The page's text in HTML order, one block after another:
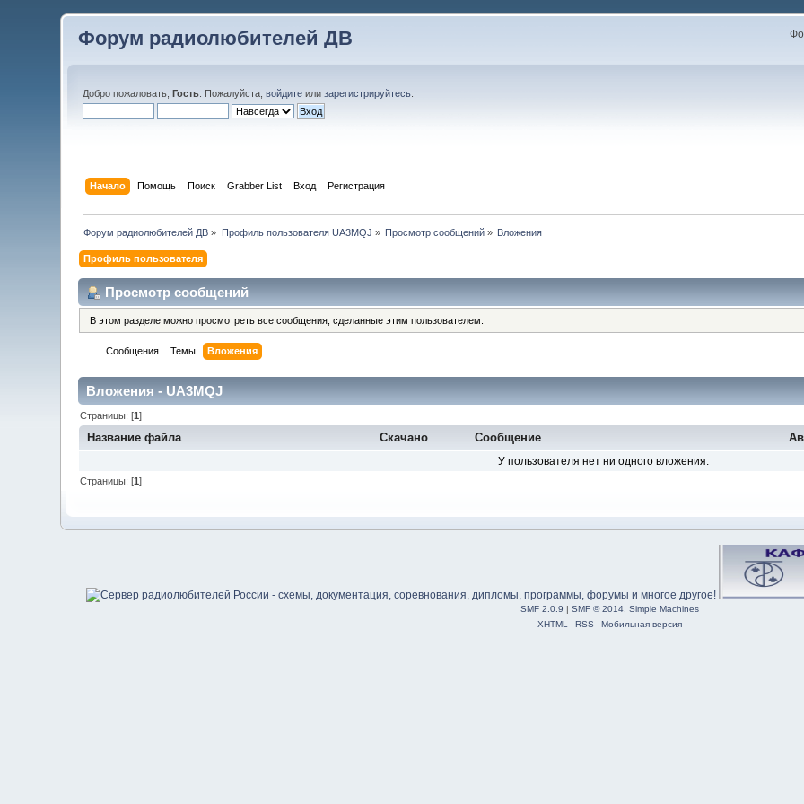
Форум радиолюбителей ДВ
Добро пожаловать,Гость . Пожалуйста,войдите илизарегистрируйтесь
Начало Помощь Поиск Grabber List Вход Регистрация
Форум радиолюбителей ДВ » Профиль пользователя UA3MQJ » Просмотр сообщений » Вложения
Профиль пользователя
Просмотр сообщений
В этом разделе можно просмотреть все сообщения, сделанные этим пользователем.
Сообщения Темы Вложения
Вложения - UA3MQJ
Страницы: [1]
Название файла Скачано Сообщение
У пользователя нет ни одного вложения.
Страницы: [1]
SMF 2.0.9 | SMF © 2014 Simple Machines
XHTML
RSS Мобильная версия